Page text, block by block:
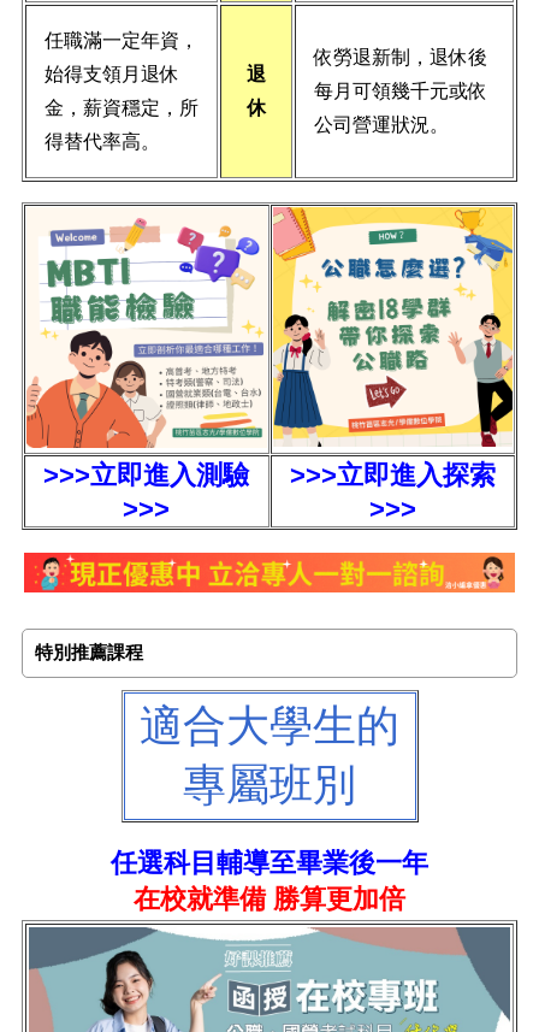
任職滿一定年資，
始得支領月退休
金，薪資穩定，所
得替代率高。
退
休
依勞退新制，退休後
每月可領幾千元或依
公司營運狀況。
>>>立即進入測驗
>>>
>>>立即進入探索
>>>
特別推薦課程
適合大學生的
專屬班別
任選科目輔導至畢業後一年
在校就準備 勝算更加倍